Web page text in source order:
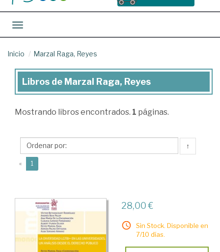
Toggle navigation
Inicio Marzal Raga, Reyes
Libros
Marzal
Reyes
Libros de Marzal Raga, Reyes
Mostrando libros encontrados. 1 páginas.
↑
« 1
28,00 €
Sin Stock. Disponible en
7/10 días.